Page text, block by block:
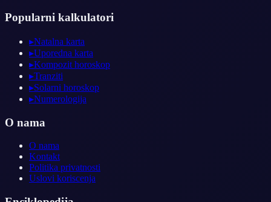
Popularni kalkulatori
▸Natalna karta
▸Uporedna karta
▸Kompozit horoskop
▸Tranziti
▸Solarni horoskop
▸Numerologija
O nama
O nama
Kontakt
Politika privatnosti
Uslovi koriscenja